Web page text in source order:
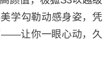
学勾勒动感身姿，凭
——让你一眼心动，久